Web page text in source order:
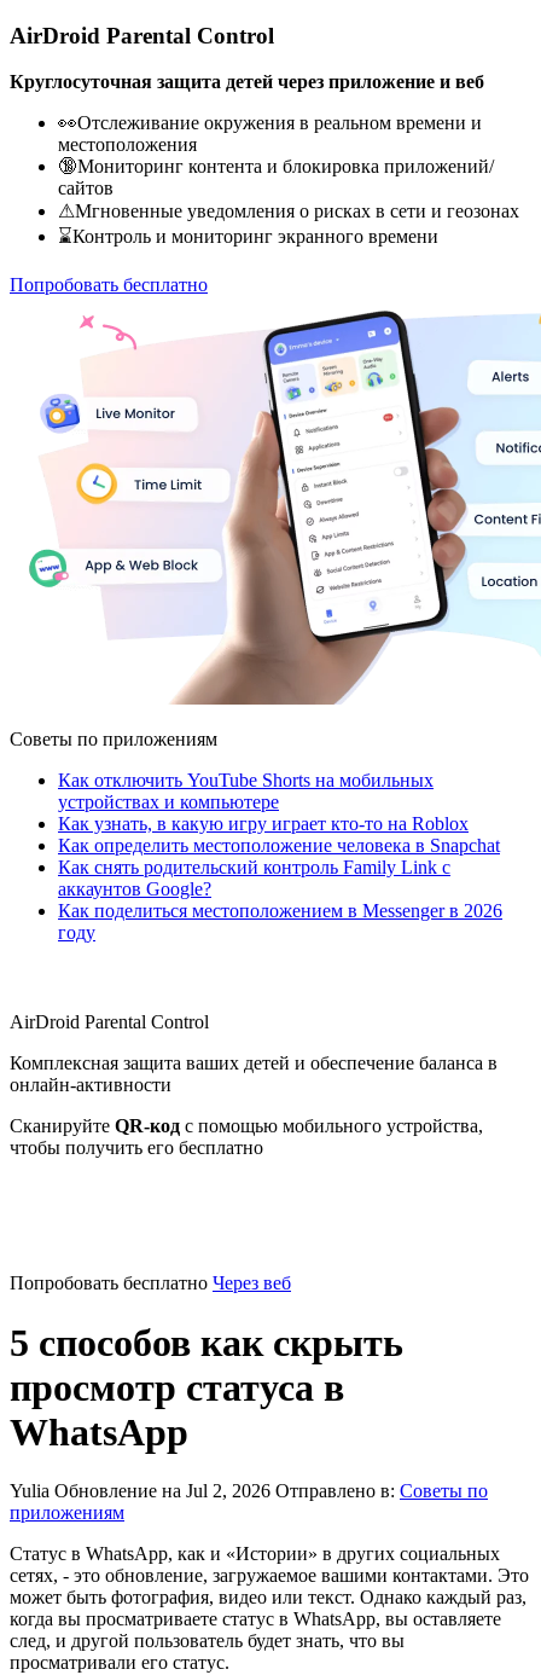
AirDroid Parental Control
Круглосуточная защита детей через приложение и веб
👀Отслеживание окружения в реальном времени и
местоположения
🔞Мониторинг контента и блокировка приложений/
сайтов
⚠Мгновенные уведомления о рисках в сети и геозонах
⌛Контроль и мониторинг экранного времени
Попробовать бесплатно
Советы по приложениям
Как отключить YouTube Shorts на мобильных
устройствах и компьютере
Как узнать, в какую игру играет кто-то на Roblox
Как определить местоположение человека в Snapchat
Как снять родительский контроль Family Link с
аккаунтов Google?
Как поделиться местоположением в Messenger в 2026
году
AirDroid Parental Control
Комплексная защита ваших детей и обеспечение баланса в
онлайн-активности
Сканируйте QR-код с помощью мобильного устройства,
чтобы получить его бесплатно
Попробовать бесплатно Через веб
5 способов как скрыть
просмотр статуса в
WhatsApp
Yulia Обновление на Jul 2, 2026 Отправлено в: Советы по
приложениям
Статус в WhatsApp, как и «Истории» в других социальных
сетях, - это обновление, загружаемое вашими контактами. Это
может быть фотография, видео или текст. Однако каждый раз,
когда вы просматриваете статус в WhatsApp, вы оставляете
след, и другой пользователь будет знать, что вы
просматривали его статус.